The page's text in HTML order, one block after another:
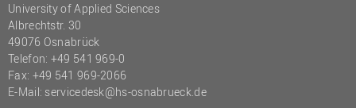
(PMO)
Prozessmanagement
Recht
Science to Business GmbH
University of Applied Sciences
Albrechtstr. 30
49076 Osnabrück
Telefon: +49 541 969-0
Fax: +49 541 969-2066
E-Mail: servicedesk@hs-osnabrueck.de